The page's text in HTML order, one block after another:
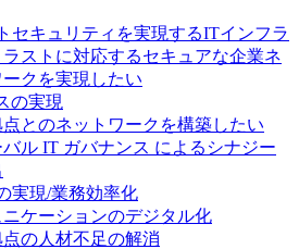
セキュリティを実現するITインフラ
ラストに対応するセキュアな企業ネ
ークを実現したい
の実現
とのネットワークを構築したい
ル IT ガバナンス によるシナジー
実現/業務効率化
ニケーションのデジタル化
の人材不足の解消